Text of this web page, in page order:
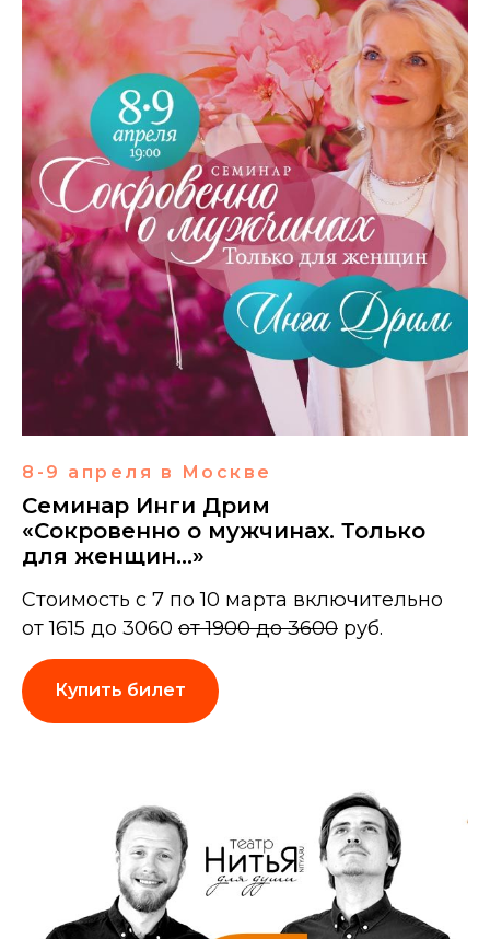
8-9 апреля в Москве
Семинар Инги Дрим
«Сокровенно о мужчинах. Только
для женщин…»
Стоимость с 7 по 10 марта включительно
от 1615 до 3060 от 1900 до 3600 руб.
Купить билет